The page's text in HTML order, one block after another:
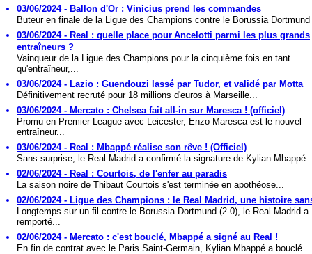
03/06/2024 - Ballon d'Or : Vinicius prend les commandes
Buteur en finale de la Ligue des Champions contre le Borussia
03/06/2024 - Real : quelle place pour Ancelotti parmi les plus grands
entraîneurs ?
Vainqueur de la Ligue des Champions pour la cinquième fois en tant
qu'entraîneur,...
03/06/2024 - Lazio : Guendouzi lassé par Tudor, et validé par Motta
Définitivement recruté pour 18 millions d'euros à Marseille...
03/06/2024 - Mercato : Chelsea fait all-in sur Maresca ! (officiel)
Promu en Premier League avec Leicester, Enzo Maresca est le nouvel
entraîneur...
03/06/2024 - Real : Mbappé réalise son rêve ! (Officiel)
Sans surprise, le Real Madrid a confirmé la signature de Kylian
02/06/2024 - Real : Courtois, de l'enfer au paradis
La saison noire de Thibaut Courtois s'est terminée en apothéose...
02/06/2024 - Ligue des Champions : le Real Madrid, une histoire
Longtemps sur un fil contre le Borussia Dortmund (2-0), le Real Madrid a
remporté...
02/06/2024 - Mercato : c'est bouclé, Mbappé a signé au Real !
En fin de contrat avec le Paris Saint-Germain, Kylian Mbappé a bouclé...